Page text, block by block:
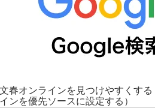
文春オンラインを見つけやすくする
インを優先ソースに設定する）